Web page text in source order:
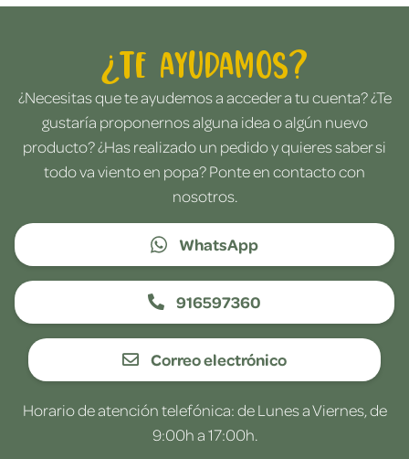
¿Te ayudamos?
¿Necesitas que te ayudemos a acceder a tu cuenta? ¿Te
gustaría proponernos alguna idea o algún nuevo
producto? ¿Has realizado un pedido y quieres saber si
todo va viento en popa? Ponte en contacto con
nosotros.
WhatsApp
916597360
Correo electrónico
Horario de atención telefónica: de Lunes a Viernes, de
9:00h a 17:00h.